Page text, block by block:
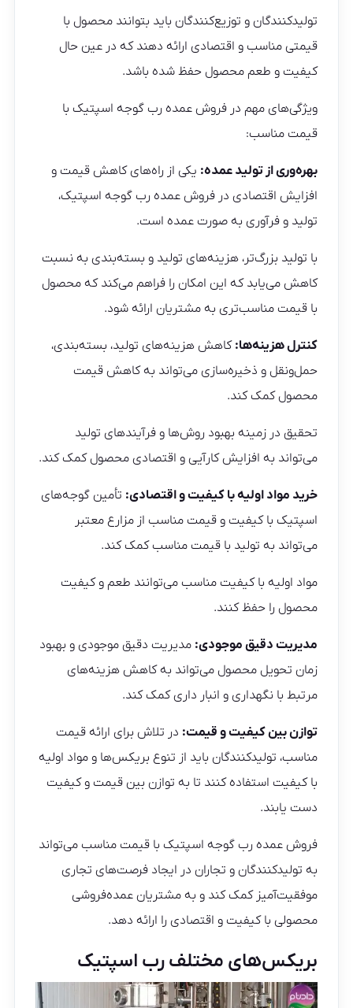
تولیدکنندگان و توزیع‌کنندگان باید بتوانند محصول با
قیمتی مناسب و اقتصادی ارائه دهند که در عین حال
کیفیت و طعم محصول حفظ شده باشد.
ویژگی‌های مهم در فروش عمده رب گوجه اسپتیک با
قیمت مناسب:
بهره‌وری از تولید عمده: یکی از راه‌های کاهش قیمت و
افزایش اقتصادی در فروش عمده رب گوجه اسپتیک،
تولید و فرآوری به صورت عمده است.
با تولید بزرگ‌تر، هزینه‌های تولید و بسته‌بندی به نسبت
کاهش می‌یابد که این امکان را فراهم می‌کند که محصول
با قیمت مناسب‌تری به مشتریان ارائه شود.
کنترل هزینه‌ها: کاهش هزینه‌های تولید، بسته‌بندی،
حمل‌ونقل و ذخیره‌سازی می‌تواند به کاهش قیمت
محصول کمک کند.
تحقیق در زمینه بهبود روش‌ها و فرآیندهای تولید
می‌تواند به افزایش کارآیی و اقتصادی محصول کمک کند.
خرید مواد اولیه با کیفیت و اقتصادی: تأمین گوجه‌های
اسپتیک با کیفیت و قیمت مناسب از مزارع معتبر
می‌تواند به تولید با قیمت مناسب کمک کند.
مواد اولیه با کیفیت مناسب می‌توانند طعم و کیفیت
محصول را حفظ کنند.
مدیریت دقیق موجودی: مدیریت دقیق موجودی و بهبود
زمان تحویل محصول می‌تواند به کاهش هزینه‌های
مرتبط با نگهداری و انبار داری کمک کند.
توازن بین کیفیت و قیمت: در تلاش برای ارائه قیمت
مناسب، تولیدکنندگان باید از تنوع بریکس‌ها و مواد اولیه
با کیفیت استفاده کنند تا به توازن بین قیمت و کیفیت
دست یابند.
فروش عمده رب گوجه اسپتیک با قیمت مناسب می‌تواند
به تولیدکنندگان و تجاران در ایجاد فرصت‌های تجاری
موفقیت‌آمیز کمک کند و به مشتریان عمده‌فروشی
محصولی با کیفیت و اقتصادی را ارائه دهد.
بریکس‌های مختلف رب اسپتیک